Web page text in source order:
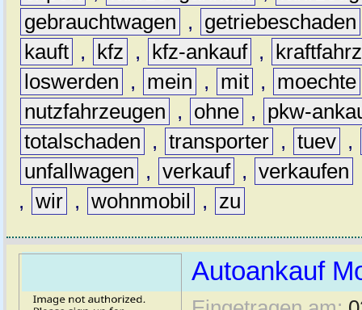
gebrauchtwagen
,
getriebeschaden
kauft , kfz , kfz-ankauf ,
loswerden
, mein , mit ,
moechte
nutzfahrzeugen
, ohne ,
pkw-
totalschaden
, transporter , tuev ,
unfallwagen
, verkauf , verkaufen
, wir , wohnmobil , zu
Autoankauf